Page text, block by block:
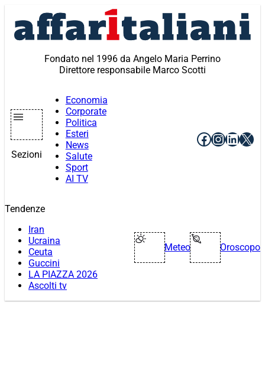
contenuto
Fondato nel 1996 da Angelo Maria Perrino
Direttore responsabile Marco Scotti
Sezioni
Economia
Corporate
Politica
Esteri
News
Salute
Sport
AI TV
Facebook
X
Tendenze
Iran
Ucraina
Ceuta
Guccini
LA PIAZZA 2026
Ascolti tv
Meteo Oroscopo